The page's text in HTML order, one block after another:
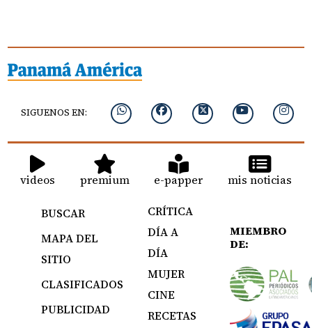
SIGUENOS EN:
videos premium e-papper mis noticias
BUSCAR
MAPA DEL
SITIO
CLASIFICADOS
PUBLICIDAD
CRÍTICA
DÍA A
DÍA
MUJER
CINE
RECETAS
MIEMBRO
DE: